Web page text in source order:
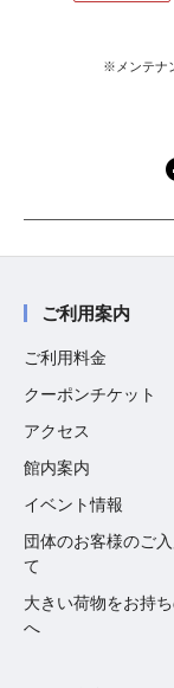
※メンテナ
ご利用案内
ご利用料金
クーポンチケット
アクセス
館内案内
イベント情報
団体のお客様のご
て
大きい荷物をお持
へ